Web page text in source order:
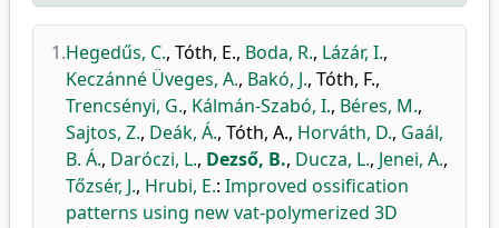
1.Hegedűs, C., Tóth, E., Boda, R., Lázár, I.,
Keczánné Üveges, A., Bakó, J., Tóth, F.,
Trencsényi, G., Kálmán-Szabó, I., Béres, M.,
Sajtos, Z., Deák, Á., Tóth, A., Horváth, D., Gaál,
B. Á., Daróczi, L., Dezső, B., Ducza, L., Jenei, A.,
Tőzsér, J., Hrubi, E.: Improved ossification
patterns using new vat-polymerized 3D